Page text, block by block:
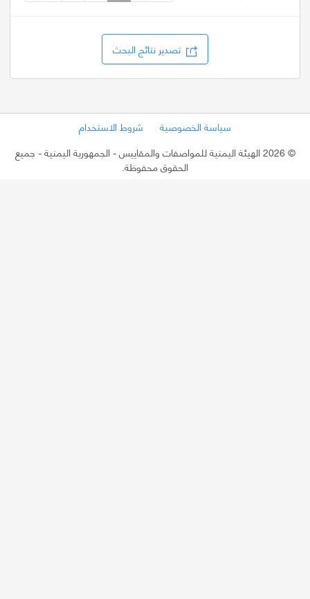
تصدير نتائج البحث
سياسة الخصوصية
شروط الاستخدام
©2026 الهيئة اليمنية للمواصفات والمقاييس - الجمهورية اليمنية
- جميع
الحقوق محفوظة.